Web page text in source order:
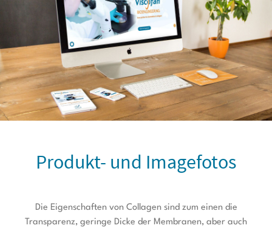
Produkt- und Imagefotos
Die Eigenschaften von Collagen sind zum einen die
Transparenz, geringe Dicke der Membranen, aber auch